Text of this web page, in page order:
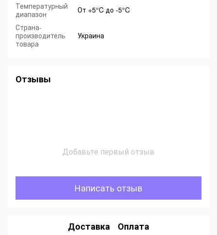
Температурный
диапазон
От +5°C до -5°C
Страна-
производитель
товара
Украина
Отзывы
Добавьте первый отзыв
Написать отзыв
Доставка Оплата